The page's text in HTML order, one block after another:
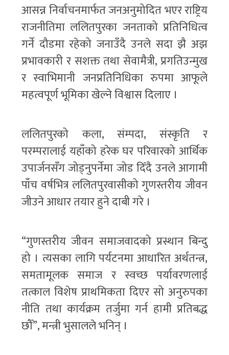
आसन्न निर्वाचनमार्फत जनअनुमोदित भएर राष्ट्रिय
राजनीतिमा ललितपुरका जनताको प्रतिनिधित्व
गर्ने दौडमा रहेको जनाउँदै उनले सदा झै अझ
प्रभावकारी र सशक्त तथा सेवामैत्री, प्रगतिउन्मुख
र स्वाभिमानी जनप्रतिनिधिका रुपमा आफूले
महत्वपूर्ण भूमिका खेल्ने विश्वास दिलाए ।
ललितपुरको कला, संम्पदा, संस्कृति र
परम्परालाई यहाँको हरेक घर परिवारको आर्थिक
उपार्जनसँग जोड्नुपर्नेमा जोड दिँदै उनले आगामी
पाँच वर्षभित्र ललितपुरवासीको गुणस्तरीय जीवन
जीउने आधार तयार हुने दाबी गरे ।
“गुणस्तरीय जीवन समाजवादको प्रस्थान बिन्दु
हो । त्यसका लागि पर्यटनमा आधारित अर्थतन्त्र,
समतामूलक समाज र स्वच्छ पर्यावरणलाई
तत्काल विशेष प्राथमिकता दिएर सो अनुरुपका
नीति तथा कार्यक्रम तर्जुमा गर्न हामी प्रतिबद्ध
छौँ”, मन्त्री भुसालले भनिन् ।